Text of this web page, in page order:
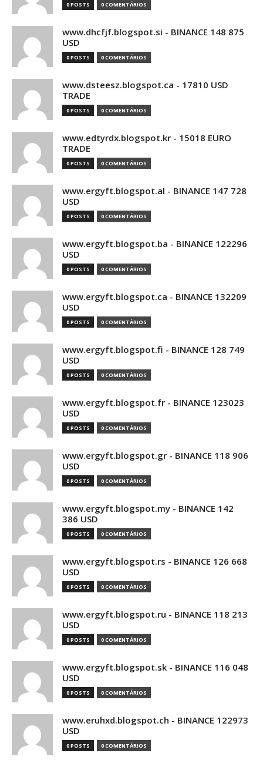
0 POSTS 0 COMENTÁRIOS
www.dhcfjf.blogspot.si - BINANCE 148 875
USD
0 POSTS 0 COMENTÁRIOS
www.dsteesz.blogspot.ca - 17810 USD
TRADE
0 POSTS 0 COMENTÁRIOS
www.edtyrdx.blogspot.kr - 15018 EURO
TRADE
0 POSTS 0 COMENTÁRIOS
www.ergyft.blogspot.al - BINANCE 147 728
USD
0 POSTS 0 COMENTÁRIOS
www.ergyft.blogspot.ba - BINANCE 122296
USD
0 POSTS 0 COMENTÁRIOS
www.ergyft.blogspot.ca - BINANCE 132209
USD
0 POSTS 0 COMENTÁRIOS
www.ergyft.blogspot.fi - BINANCE 128 749
USD
0 POSTS 0 COMENTÁRIOS
www.ergyft.blogspot.fr - BINANCE 123023
USD
0 POSTS 0 COMENTÁRIOS
www.ergyft.blogspot.gr - BINANCE 118 906
USD
0 POSTS 0 COMENTÁRIOS
www.ergyft.blogspot.my - BINANCE 142
386 USD
0 POSTS 0 COMENTÁRIOS
www.ergyft.blogspot.rs - BINANCE 126 668
USD
0 POSTS 0 COMENTÁRIOS
www.ergyft.blogspot.ru - BINANCE 118 213
USD
0 POSTS 0 COMENTÁRIOS
www.ergyft.blogspot.sk - BINANCE 116 048
USD
0 POSTS 0 COMENTÁRIOS
www.eruhxd.blogspot.ch - BINANCE 122973
USD
0 POSTS 0 COMENTÁRIOS